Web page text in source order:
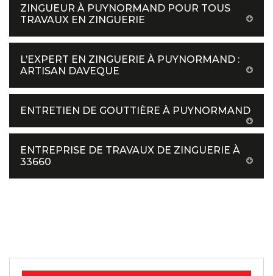
ZINGUEUR À PUYNORMAND POUR TOUS
TRAVAUX EN ZINGUERIE
L’EXPERT EN ZINGUERIE À PUYNORMAND :
ARTISAN DAVEQUE
ENTRETIEN DE GOUTTIÈRE À PUYNORMAND
ENTREPRISE DE TRAVAUX DE ZINGUERIE À
33660